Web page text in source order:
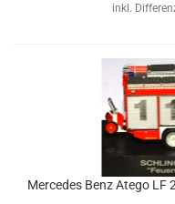
inkl.
Mer­ce­des Benz Atego LF